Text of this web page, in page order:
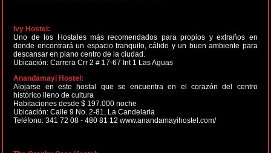
Ivy Hostel:
Uno de los Hostales más recomendados para propios y extraños en
donde encontrará un espacio tranquilo, cálido y un buen ambiente para
descansar en plano centro de la ciudad.
Ubicación: Carrera Crr 2 # 17-67 Int 1 Las Aguas
Anandamayi Hostel:
Alojarse en este hostal que se encuentra en el corazón del centro
histórico lleno de cultura
Habitaciones desde $ 197.000 noche
Ubicación: Calle 9 No. 2-81, La Candelaria
Teléfono: 341 72 08 - 480 81 12 www.anandamayihostel.com/